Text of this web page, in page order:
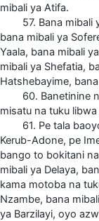
mibali ya Atifa.
57. Bana mibali
bana mibali ya
Yaala, bana mibali
mibali ya Shefatia,
Hatshebayime,
60. Banetinine
misatu na tuku
61. Pe tala
Kerub-Adone, pe
bango to bokitani
mibali ya Delaya,
kama motoba na
Nzambe, bana
ya Barzilayi, oyo